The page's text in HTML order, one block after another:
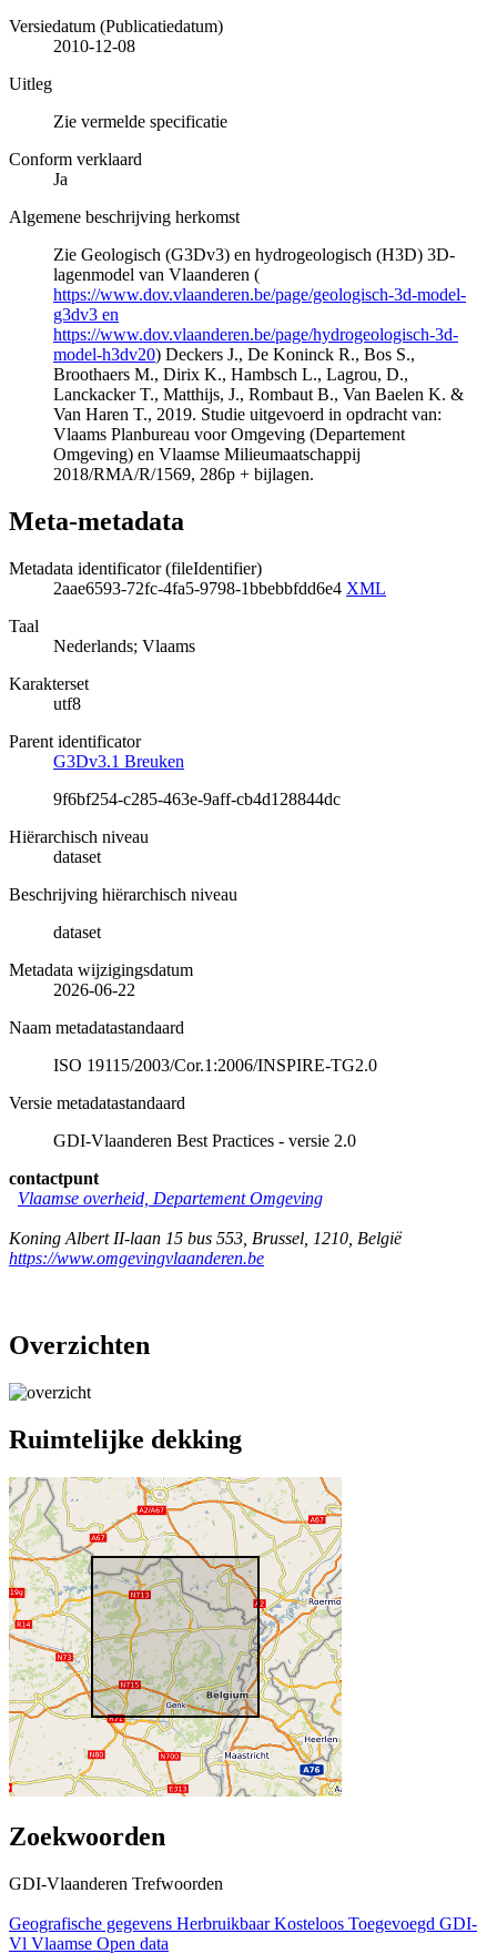
Versiedatum (Publicatiedatum)
2010-12-08
Uitleg
Zie vermelde specificatie
Conform verklaard
Ja
Algemene beschrijving herkomst
Zie Geologisch (G3Dv3) en hydrogeologisch (H3D) 3D-
lagenmodel van Vlaanderen (
https://www.dov.vlaanderen.be/page/geologisch-3d-model-
g3dv3 en
https://www.dov.vlaanderen.be/page/hydrogeologisch-3d-
model-h3dv20) Deckers J., De Koninck R., Bos S.,
Broothaers M., Dirix K., Hambsch L., Lagrou, D.,
Lanckacker T., Matthijs, J., Rombaut B., Van Baelen K. &
Van Haren T., 2019. Studie uitgevoerd in opdracht van:
Vlaams Planbureau voor Omgeving (Departement
Omgeving) en Vlaamse Milieumaatschappij
2018/RMA/R/1569, 286p + bijlagen.
Meta-metadata
Metadata identificator (fileIdentifier)
2aae6593-72fc-4fa5-9798-1bbebbfdd6e4 XML
Taal
Nederlands; Vlaams
Karakterset
utf8
Parent identificator
G3Dv3.1 Breuken
9f6bf254-c285-463e-9aff-cb4d128844dc
Hiërarchisch niveau
dataset
Beschrijving hiërarchisch niveau
dataset
Metadata wijzigingsdatum
2026-06-22
Naam metadatastandaard
ISO 19115/2003/Cor.1:2006/INSPIRE-TG2.0
Versie metadatastandaard
GDI-Vlaanderen Best Practices - versie 2.0
contactpunt
Vlaamse overheid, Departement Omgeving
Koning Albert II-laan 15 bus 553 Brussel 1210 België
https://www.omgevingvlaanderen.be
Overzichten
Ruimtelijke dekking
Zoekwoorden
GDI-Vlaanderen Trefwoorden
Geografische gegevens Herbruikbaar Kosteloos Toegevoegd GDI-
Vl Vlaamse Open data